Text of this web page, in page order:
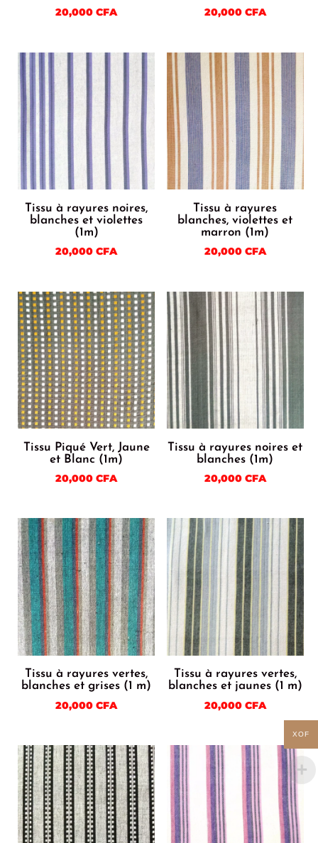
20,000CFA 20,000 CFA
Tissu à rayures noires,
blanches et violettes
(1m)
20,000CFA
Tissu à rayures
blanches, violettes et
marron (1m)
20,000 CFA
Tissu Piqué Vert, Jaune
et Blanc (1m)
20,000CFA
Tissu à rayures noires et
blanches (1m)
20,000 CFA
Tissu à rayures vertes,
blanches et grises (1 m)
20,000CFA
Tissu à rayures vertes,
blanches et jaunes (1 m)
20,000 CFA
XOF